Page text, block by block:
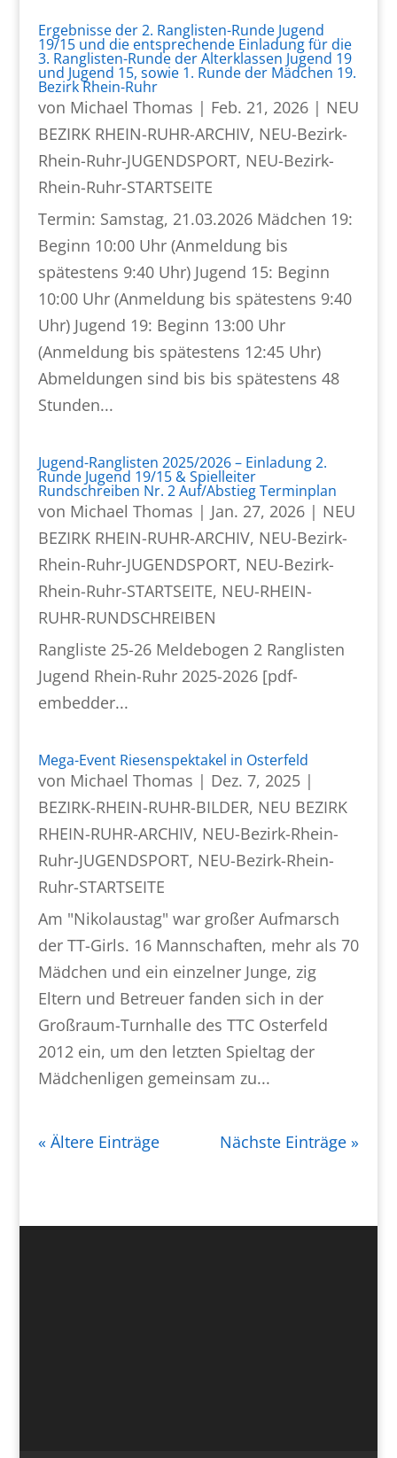
Ergebnisse der 2. Ranglisten-Runde Jugend
19/15 und die entsprechende Einladung für die
3. Ranglisten-Runde der Alterklassen Jugend 19
und Jugend 15, sowie 1. Runde der Mädchen 19.
Bezirk Rhein-Ruhr
von Michael Thomas | Feb. 21, 2026| NEU
BEZIRK RHEIN-RUHR-ARCHIV, NEU-Bezirk-
Rhein-Ruhr-JUGENDSPORT, NEU-Bezirk-
Rhein-Ruhr-STARTSEITE
Termin: Samstag, 21.03.2026 Mädchen 19:
Beginn 10:00 Uhr (Anmeldung bis
spätestens 9:40 Uhr) Jugend 15: Beginn
10:00 Uhr (Anmeldung bis spätestens 9:40
Uhr) Jugend 19: Beginn 13:00 Uhr
(Anmeldung bis spätestens 12:45 Uhr)
Abmeldungen sind bis bis spätestens 48
Stunden...
Jugend-Ranglisten 2025/2026 – Einladung 2.
Runde Jugend 19/15 & Spielleiter
Rundschreiben Nr. 2 Auf/Abstieg Terminplan
von Michael Thomas | Jan. 27, 2026| NEU
BEZIRK RHEIN-RUHR-ARCHIV, NEU-Bezirk-
Rhein-Ruhr-JUGENDSPORT, NEU-Bezirk-
Rhein-Ruhr-STARTSEITE, NEU-RHEIN-
RUHR-RUNDSCHREIBEN
Rangliste 25-26 Meldebogen 2 Ranglisten
Jugend Rhein-Ruhr 2025-2026 [pdf-
embedder...
Mega-Event Riesenspektakel in Osterfeld
von Michael Thomas | Dez. 7, 2025|
BEZIRK-RHEIN-RUHR-BILDER, NEU BEZIRK
RHEIN-RUHR-ARCHIV, NEU-Bezirk-Rhein-
Ruhr-JUGENDSPORT, NEU-Bezirk-Rhein-
Ruhr-STARTSEITE
Am "Nikolaustag" war großer Aufmarsch
der TT-Girls. 16 Mannschaften, mehr als 70
Mädchen und ein einzelner Junge, zig
Eltern und Betreuer fanden sich in der
Großraum-Turnhalle des TTC Osterfeld
2012 ein, um den letzten Spieltag der
Mädchenligen gemeinsam zu...
« Ältere Einträge Nächste Einträge »